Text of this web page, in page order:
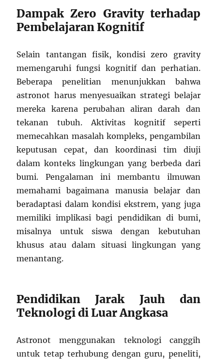
Dampak Zero Gravity terhadap
Pembelajaran Kognitif
Selain tantangan fisik, kondisi zero gravity
memengaruhi fungsi kognitif dan perhatian.
Beberapa penelitian menunjukkan bahwa
astronot harus menyesuaikan strategi belajar
mereka karena perubahan aliran darah dan
tekanan tubuh. Aktivitas kognitif seperti
memecahkan masalah kompleks, pengambilan
keputusan cepat, dan koordinasi tim diuji
dalam konteks lingkungan yang berbeda dari
bumi. Pengalaman ini membantu ilmuwan
memahami bagaimana manusia belajar dan
beradaptasi dalam kondisi ekstrem, yang juga
memiliki implikasi bagi pendidikan di bumi,
misalnya untuk siswa dengan kebutuhan
khusus atau dalam situasi lingkungan yang
menantang.
Pendidikan Jarak Jauh dan
Teknologi di Luar Angkasa
Astronot menggunakan teknologi canggih
untuk tetap terhubung dengan guru, peneliti,